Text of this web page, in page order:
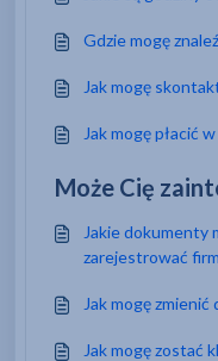
Gdzie mogę
Jak mogę
Jak mogę płacić
Może Cię
Jakie dokumenty
zarejestrować
Jak mogę
Jak mogę zostać